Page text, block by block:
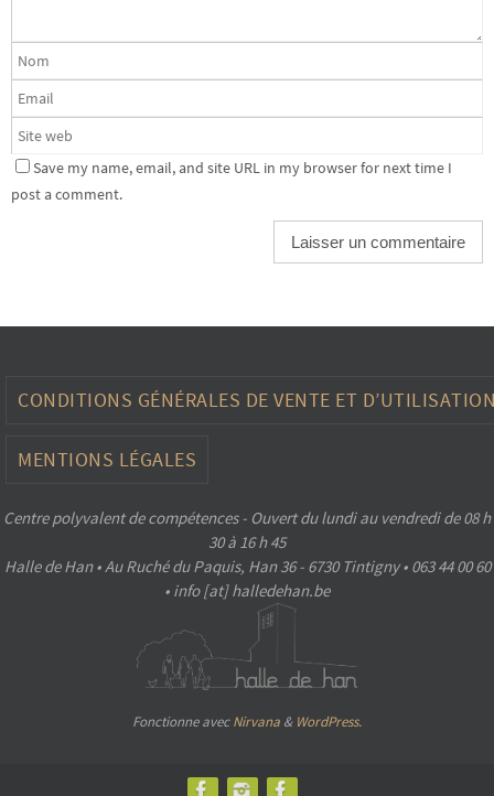
Save my name, email, and site URL in my browser for next time I
post a comment.
CONDITIONS GÉNÉRALES DE VENTE ET
MENTIONS LÉGALES
Centre polyvalent de compétences - Ouvert du lundi au vendredi de 08 h
30 à 16 h 45
Halle de Han • Au Ruché du Paquis, Han 36 - 6730 Tintigny • 063 44 00 60
• info [at] halledehan.be
Fonctionne avecNirvana & WordPress.